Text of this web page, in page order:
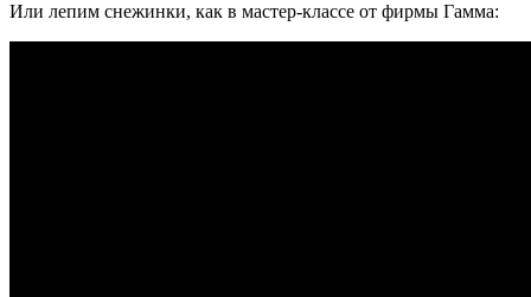
Или лепим снежинки, как в мастер-классе от фирмы Гамма: